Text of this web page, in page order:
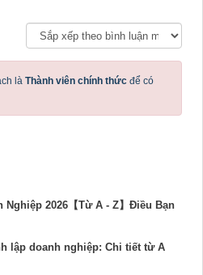
là Thành viên chính thức để có
Nghiệp 2026【Từ A - Z】Điều Bạn
lập doanh nghiệp: Chi tiết từ A